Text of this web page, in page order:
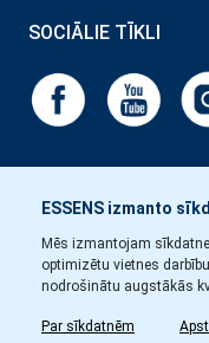
ESSENS izmanto
Mēs izmantojam
optimizētu vietnes
nodrošinātu augstākās
Par sīkdatnēm
SOCIĀLIE TĪKLI